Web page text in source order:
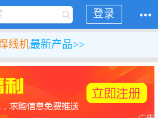
登录
线机最新产品>>